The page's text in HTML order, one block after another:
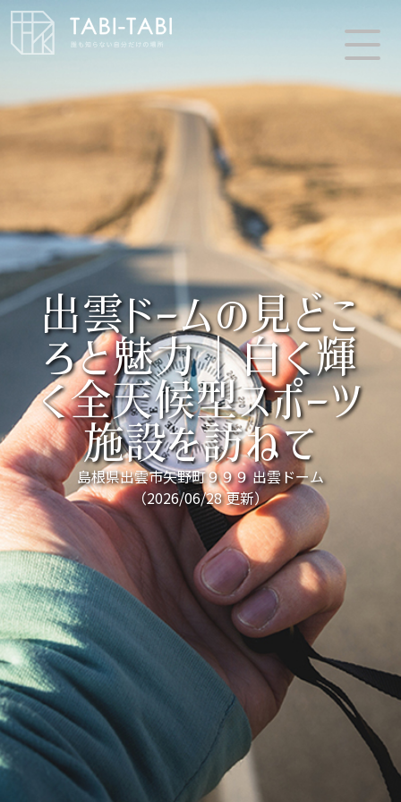
出雲ドームの見どこ
ろと魅力｜白く輝
く全天候型スポーツ
施設を訪ねて
島根県出雲市矢野町９９９ 出雲ドーム
（2026/06/28 更新）